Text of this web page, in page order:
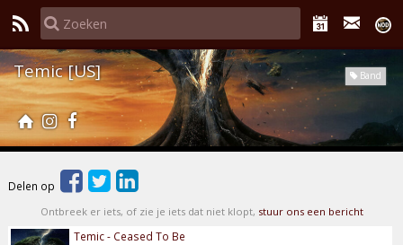
Band
Temic [US]
Delen op
Ontbreek er iets, of zie je iets dat niet klopt, stuur ons een bericht
Temic - Ceased To Be